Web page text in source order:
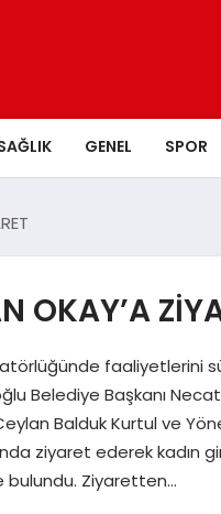
GENEL SPOR
OKAY’A
faaliyetlerini
Belediye Başkanı
Balduk Kurtul ve
ziyaret ederek kadın
bulundu. Ziyaretten…